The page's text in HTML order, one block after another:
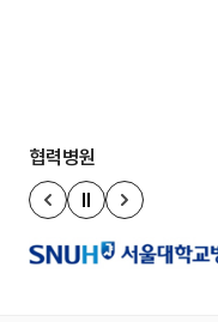
협력병원
이전 슬라이드
정지
다음 슬라이드